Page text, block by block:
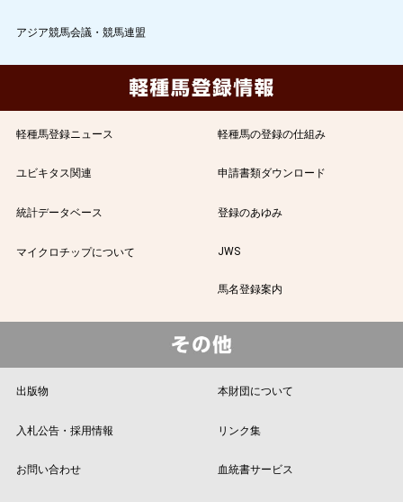
アジア競馬会議・競馬連盟
軽種馬登録ニュース 軽種馬の登録の仕組み
ユビキタス関連 申請書類ダウンロード
統計データベース 登録のあゆみ
マイクロチップについて JWS
馬名登録案内
出版物 本財団について
入札公告・採用情報 リンク集
お問い合わせ 血統書サービス